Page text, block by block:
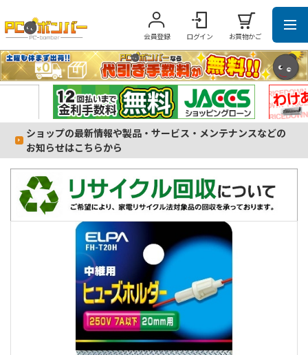
会員登録 ログイン お買物かご
ショップの最新情報や製品・サービス・メンテナンスなどの
お知らせはこちらから